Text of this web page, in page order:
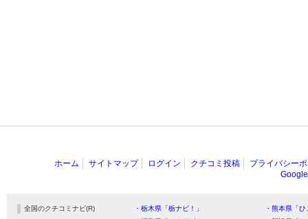
ホーム サイトマップ ログイン クチコミ投稿
プライバシー
全国のクチコミナビ(R) ・栃木県「栃ナビ！」
・熊本県「